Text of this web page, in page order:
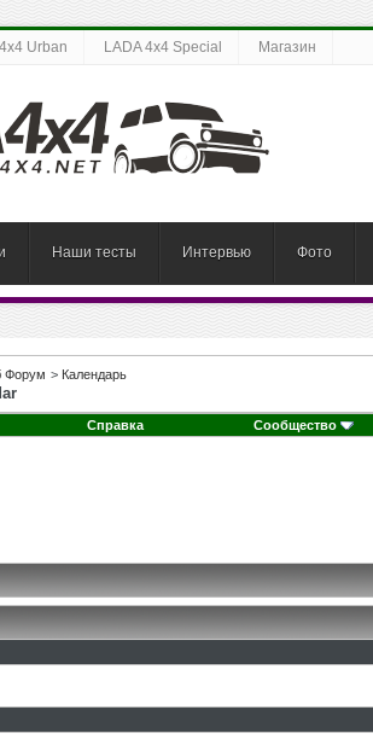
Urban LADA 4x4 Special Магазин
Наши тесты Интервью Фото
Форум > Календарь
Справка Сообщество